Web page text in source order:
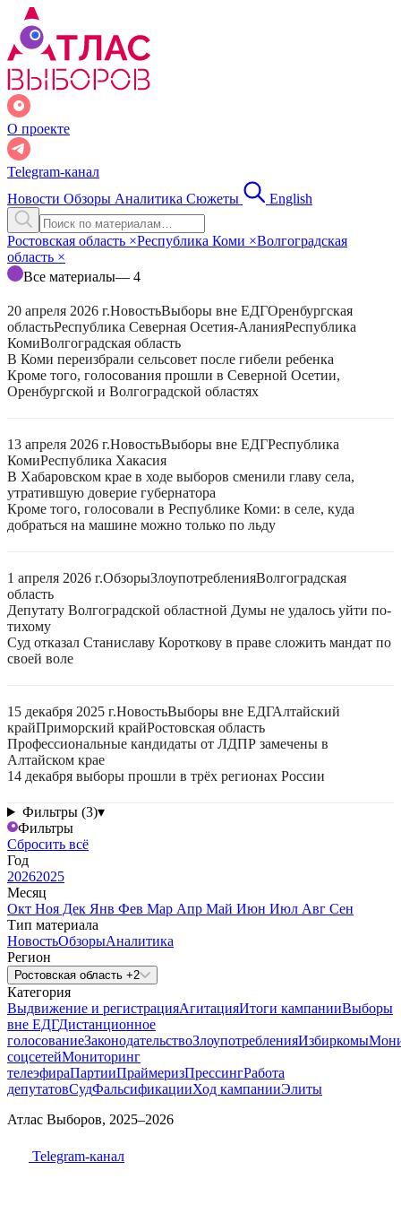
О проекте
Telegram-канал
Новости Обзоры Аналитика Сюжеты English
Ростовская область ×Республика Коми ×Волгоградская
область ×
Все материалы— 4
20 апреля 2026 г.НовостьВыборы вне ЕДГОренбургская
областьРеспублика Северная Осетия-АланияРеспублика
КомиВолгоградская область
В Коми переизбрали сельсовет после гибели ребенка
Кроме того, голосования прошли в Северной Осетии,
Оренбургской и Волгоградской областях
13 апреля 2026 г.НовостьВыборы вне ЕДГРеспублика
КомиРеспублика Хакасия
В Хабаровском крае в ходе выборов сменили главу села,
утратившую доверие губернатора
Кроме того, голосовали в Республике Коми: в селе, куда
добраться на машине можно только по льду
1 апреля 2026 г.ОбзорыЗлоупотребленияВолгоградская
область
Депутату Волгоградской областной Думы не удалось уйти по-
тихому
Суд отказал Станиславу Короткову в праве сложить мандат по
своей воле
15 декабря 2025 г.НовостьВыборы вне ЕДГАлтайский
крайПриморский крайРостовская область
Профессиональные кандидаты от ЛДПР замечены в
Алтайском крае
14 декабря выборы прошли в трёх регионах России
Фильтры (3)▾
Фильтры
Сбросить всё
Год
20262025
Месяц
Окт Ноя Дек Янв Фев Мар Апр Май Июн Июл Авг Сен
Тип материала
НовостьОбзорыАналитика
Регион
Ростовская область +2
Категория
Выдвижение и регистрацияАгитацияИтоги кампанииВыборы
вне ЕДГДистанционное
голосованиеЗаконодательствоЗлоупотребленияИзбиркомы
соцсетейМониторинг
телеэфираПартииПраймеризПрессингРабота
депутатовСудФальсификацииХод кампанииЭлиты
Атлас Выборов, 2025–2026
Telegram-канал